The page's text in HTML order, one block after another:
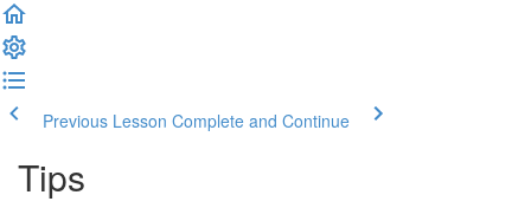
Previous Lesson Complete and Continue
Tips